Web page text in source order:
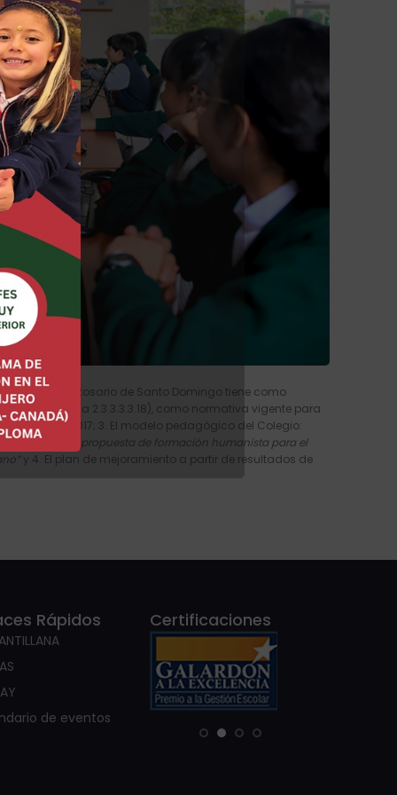
del Colegio Rosario de Santo Domingo tiene como
(Art. 2.3.3.3.3.1 a 2.3.3.3.3.18), como normativa vigente para
1421 de 2017; 3. El modelo pedagógico del Colegio:
valores: Una propuesta de formación humanista para el
y 4. El plan de mejoramiento a partir de resultados de
Rápidos
de eventos
Certificaciones